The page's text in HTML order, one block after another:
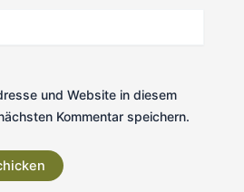
und Website in diesem
Kommentar speichern.